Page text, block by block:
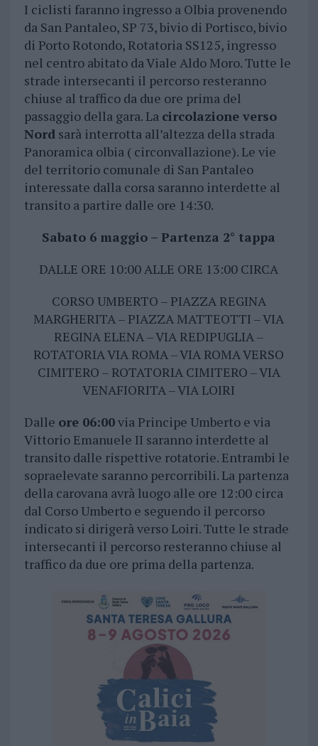
I ciclisti faranno ingresso a Olbia provenendo
da San Pantaleo, SP 73, bivio di Portisco, bivio
di Porto Rotondo, Rotatoria SS125, ingresso
nel centro abitato da Viale Aldo Moro. Tutte le
strade intersecanti il percorso resteranno
chiuse al traffico da due ore prima del
passaggio della gara. La circolazione verso
Nordsarà interrotta all’altezza della strada
Panoramica olbia ( circonvallazione). Le vie
del territorio comunale di San Pantaleo
interessate dalla corsa saranno interdette al
transito a partire dalle ore 14:30.
Sabato 6 maggio – Partenza 2° tappa
DALLE ORE 10:00 ALLE ORE 13:00 CIRCA
CORSO UMBERTO – PIAZZA REGINA
MARGHERITA – PIAZZA MATTEOTTI – VIA
REGINA ELENA – VIA REDIPUGLIA –
ROTATORIA VIA ROMA – VIA ROMA VERSO
CIMITERO – ROTATORIA CIMITERO – VIA
VENAFIORITA – VIA LOIRI
Dalle ore 06:00via Principe Umberto e via
Vittorio Emanuele II saranno interdette al
transito dalle rispettive rotatorie. Entrambi le
sopraelevate saranno percorribili. La partenza
della carovana avrà luogo alle ore 12:00 circa
dal Corso Umberto e seguendo il percorso
indicato si dirigerà verso Loiri. Tutte le strade
intersecanti il percorso resteranno chiuse al
traffico da due ore prima della partenza.